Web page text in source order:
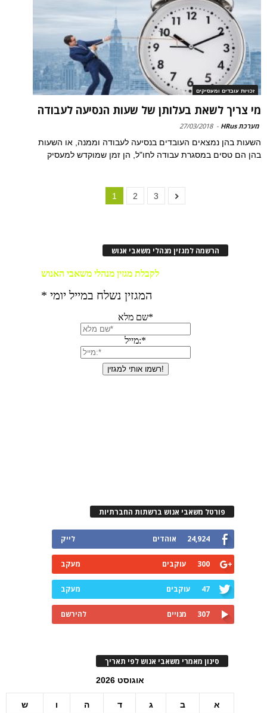
זכויות עובדים ומעסיקים
מי צריך לשאת בעלותן של שעות הנסיעה לעבודה
מערכת HRus -
27/03/2018
השעות בהן נמצאים העובדים בנסיעה לעבודה וממנה, או השעות
בהן הם טסים במסגרת עבודה לחו"ל, הן זמן שמוקדש למעסיק
1 2 3
הרשמה למגזין מנהלי משאבי אנוש
פורטל משאבי אנוש ברשתות החברתיות
24,924 אוהדים לייק
300 עוקבים מעקב
47 עוקבים מעקב
307 מנויים להירשם
סינון מאמרי משאבי אנוש לפי תאריך
אוגוסט 2026
א ב ג ד ה ו ש